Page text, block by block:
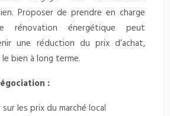
Proposer de prendre en charge
rénovation énergétique peut
une réduction du prix d’achat,
bien à long terme.
:
les prix du marché local